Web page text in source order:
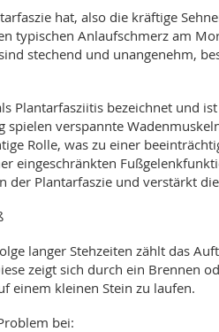
hat, also die kräftige
typischen Anlaufschmerz am
stechend und unangenehm,
Plantarfasziitis bezeichnet und
spielen verspannte
Rolle, was zu einer
eingeschränkten
der Plantarfaszie und verstärkt
langer Stehzeiten zählt das
zeigt sich durch ein Brennen
einem kleinen Stein zu laufen.
bei: